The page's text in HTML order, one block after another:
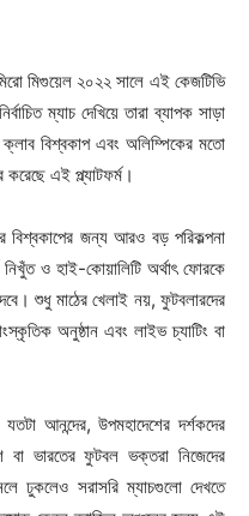
মিগুয়েল ২০২২ সালে এই কেজটিভি
ম্যাচ দেখিয়ে তারা ব্যাপক সাড়া
বিশ্বকাপ এবং অলিম্পিকের মতো
করেছে এই প্ল্যাটফর্ম।
বিশ্বকাপের জন্য আরও বড় পরিকল্পনা
নিখুঁত ও হাই-কোয়ালিটি অর্থাৎ ফোরকে
শুধু মাঠের খেলাই নয়, ফুটবলারদের
অনুষ্ঠান এবং লাইভ চ্যাটিং বা
আনন্দের, উপমহাদেশের দর্শকদের
ভারতের ফুটবল ভক্তরা নিজেদের
ঢুকলেও সরাসরি ম্যাচগুলো দেখতে